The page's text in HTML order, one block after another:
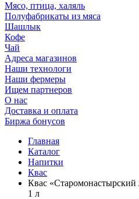
Мясо, птица, халяль
Полуфабрикаты из мяса
Шашлык
Кофе
Чай
Адреса магазинов
Наши технологи
Наши фермеры
Ищем партнеров
О нас
Доставка и оплата
Биржа бонусов
Главная
Каталог
Напитки
Квас
Квас
1 л